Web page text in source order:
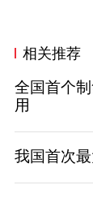
相关推荐
全国首个
用
我国首次